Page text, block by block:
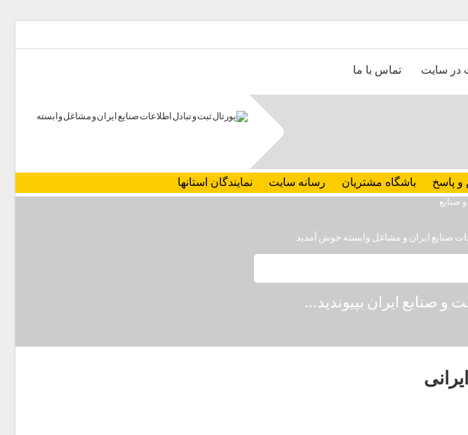
در سایت تماس با ما
پاسخ باشگاه مشتریان رسانه سایت نمایندگان استانها
صنایع ایران و مشاغل وابسته خوش آمدید
صنایع ایران بپیوندید...